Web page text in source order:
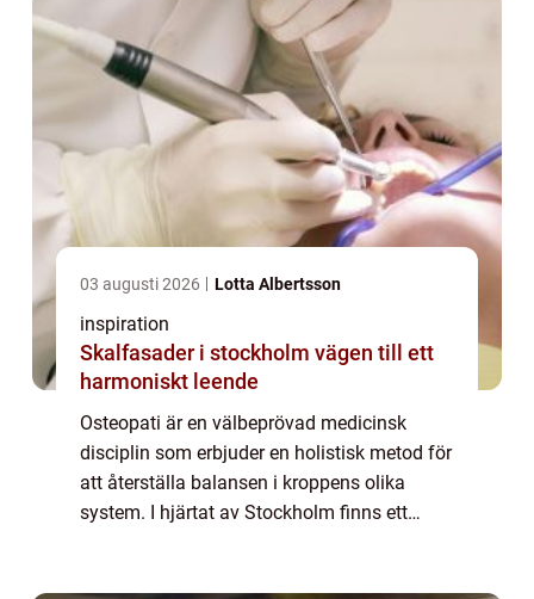
03 augusti 2026 Lotta Albertsson
inspiration
Skalfasader i stockholm vägen till ett
harmoniskt leende
Osteopati är en välbeprövad medicinsk
disciplin som erbjuder en holistisk metod för
att återställa balansen i kroppens olika
system. I hjärtat av Stockholm finns ett